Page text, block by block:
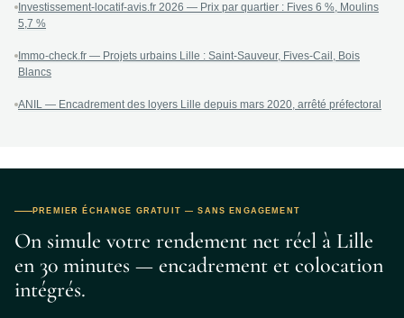
Investissement-locatif-avis.fr 2026 — Prix par quartier : Fives 6 %, Moulins
5,7 %
Immo-check.fr — Projets urbains Lille : Saint-Sauveur, Fives-Cail, Bois
Blancs
ANIL — Encadrement des loyers Lille depuis mars 2020, arrêté préfectoral
PREMIER ÉCHANGE GRATUIT — SANS ENGAGEMENT
On simule votre rendement net réel à Lille
en 30 minutes — encadrement et colocation
intégrés.